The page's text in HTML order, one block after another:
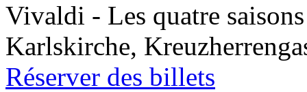
Vivaldi - Les quatre saisons
Karlskirche,
Réserver des billets